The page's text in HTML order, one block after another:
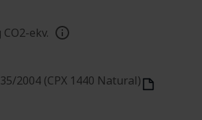
CO2-ekv.
2004 (CPX 1440 Natural)